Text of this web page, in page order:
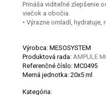
Prináša viditeľné zlepšenie
viečok a obočia.
• Výrazne omladí,
Výrobca: MESOSYSTEM
Produktová rada: AMPULE
Referenčné číslo: MC0495
Merná jednotka: 20x5 ml
Kategória: